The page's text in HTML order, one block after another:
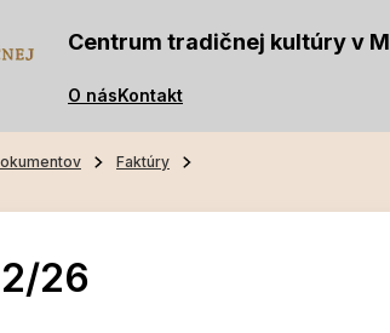
Centrum tradičnej kultúry v
O násKontakt
Faktúry
26